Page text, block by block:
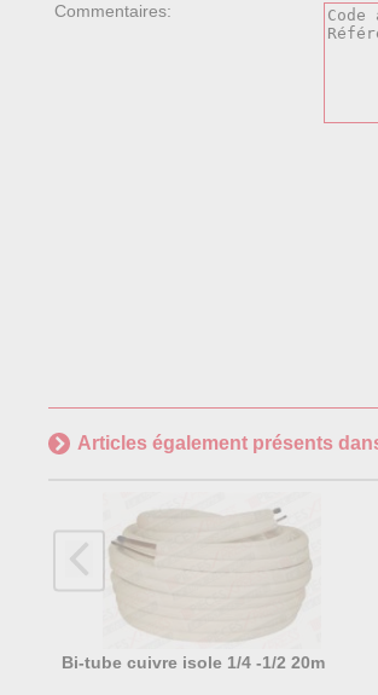
Commentaires:
Articles également présents
Bi-tube cuivre isole 1/4 -1/2 20m